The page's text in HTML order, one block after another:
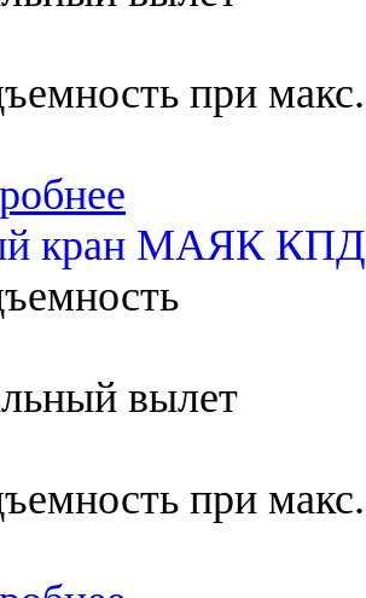
при
кран МАЯК КПД
вылет
при